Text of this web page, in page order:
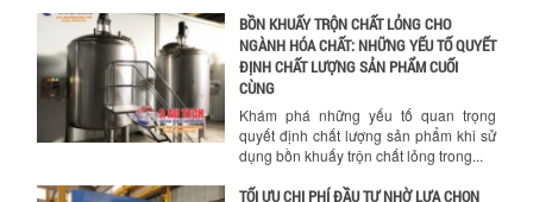
BỒN KHUẤY TRỘN CHẤT LỎNG CHO
NGÀNH HÓA CHẤT: NHỮNG YẾU TỐ QUYẾT
ĐỊNH CHẤT LƯỢNG SẢN PHẨM CUỐI
CÙNG
Khám phá những yếu tố quan trọng
quyết định chất lượng sản phẩm khi sử
dụng bồn khuấy trộn chất lỏng trong...
TỐI ƯU CHI PHÍ ĐẦU TƯ NHỜ LỰA CHỌN